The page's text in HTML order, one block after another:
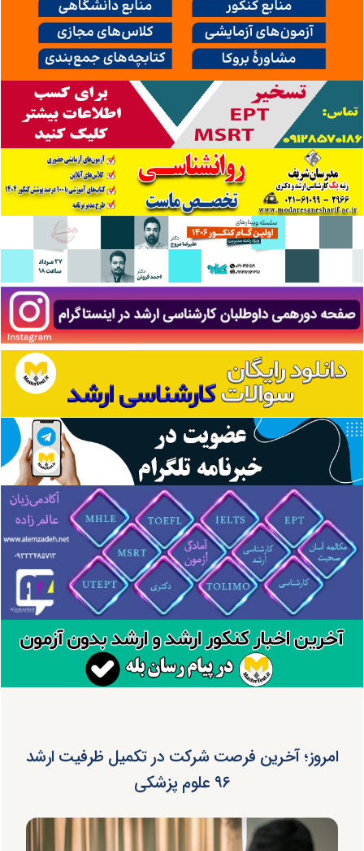
امروز؛ آخرین فرصت شرکت در تکمیل ظرفیت ارشد
۹۶ علوم پزشکی